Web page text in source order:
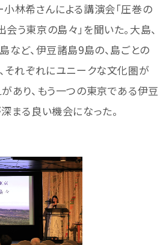
林希さんによる講演会「圧巻の
う東京の島々」を聞いた。大島、
など、伊豆諸島9島の、島ごとの
それぞれにユニークな文化圏が
あり、もう一つの東京である伊豆
まる良い機会になった。